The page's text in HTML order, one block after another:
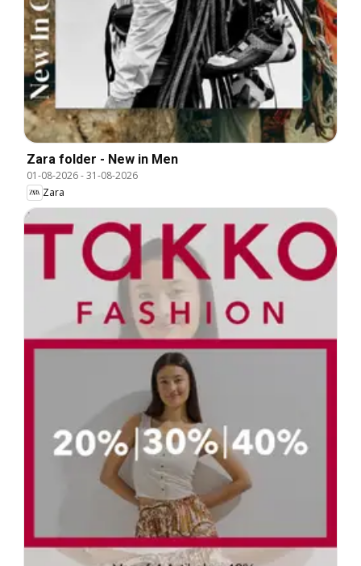
Zara folder - New in Men
01-08-2026-31-08-2026
Zara